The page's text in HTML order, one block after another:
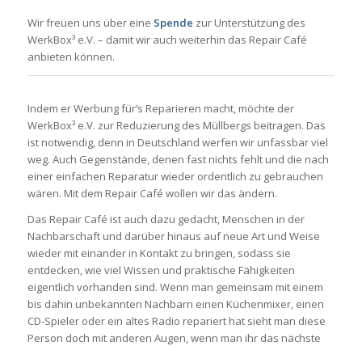
Wir freuen uns über eine Spende zur Unterstützung des
WerkBox³ e.V. – damit wir auch weiterhin das Repair Café
anbieten können.
Indem er Werbung für’s Reparieren macht, möchte der
WerkBox³ e.V. zur Reduzierung des Müllbergs beitragen. Das
ist notwendig, denn in Deutschland werfen wir unfassbar viel
weg. Auch Gegenstände, denen fast nichts fehlt und die nach
einer einfachen Reparatur wieder ordentlich zu gebrauchen
wären. Mit dem Repair Café wollen wir das ändern.
Das Repair Café ist auch dazu gedacht, Menschen in der
Nachbarschaft und darüber hinaus auf neue Art und Weise
wieder mit einander in Kontakt zu bringen, sodass sie
entdecken, wie viel Wissen und praktische Fähigkeiten
eigentlich vorhanden sind. Wenn man gemeinsam mit einem
bis dahin unbekannten Nachbarn einen Küchenmixer, einen
CD-Spieler oder ein altes Radio repariert hat sieht man diese
Person doch mit anderen Augen, wenn man ihr das nächste